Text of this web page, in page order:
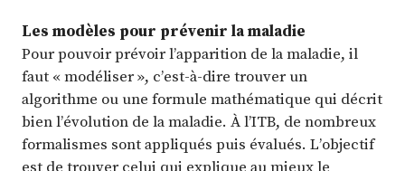
Les modèles pour prévenir la maladie
Pour pouvoir prévoir l’apparition de la maladie, il
faut « modéliser », c’est-à-dire trouver un
algorithme ou une formule mathématique qui décrit
bien l’évolution de la maladie. À l’ITB, de nombreux
formalismes sont appliqués puis évalués. L’objectif
est de trouver celui qui explique au mieux le